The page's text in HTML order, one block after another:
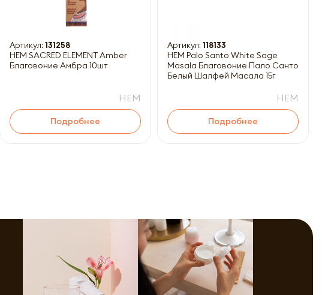
Артикул: 131258
HEM SACRED ELEMENT Amber
Благовоние Амбра 10шт
HEM
Подробнее
Артикул: 118133
HEM Palo Santo White Sage
Masala Благовоние Пало Санто-
Белый Шалфей Масала 15г
HEM
Подробнее